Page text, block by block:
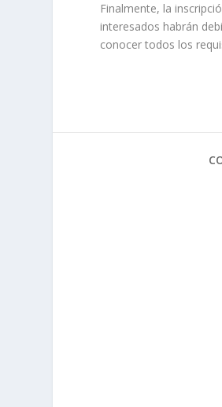
Finalmente, la
interesados habrán
conocer todos los